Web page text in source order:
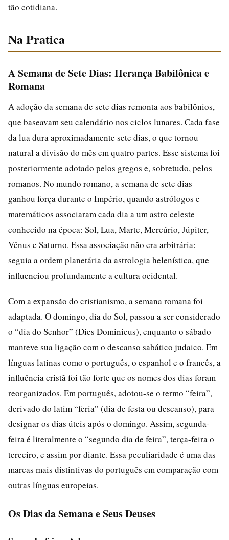
tão cotidiana.
Na Pratica
A Semana de Sete Dias: Herança Babilônica e
Romana
A adoção da semana de sete dias remonta aos babilônios,
que baseavam seu calendário nos ciclos lunares. Cada fase
da lua dura aproximadamente sete dias, o que tornou
natural a divisão do mês em quatro partes. Esse sistema foi
posteriormente adotado pelos gregos e, sobretudo, pelos
romanos. No mundo romano, a semana de sete dias
ganhou força durante o Império, quando astrólogos e
matemáticos associaram cada dia a um astro celeste
conhecido na época: Sol, Lua, Marte, Mercúrio, Júpiter,
Vênus e Saturno. Essa associação não era arbitrária:
seguia a ordem planetária da astrologia helenística, que
influenciou profundamente a cultura ocidental.
Com a expansão do cristianismo, a semana romana foi
adaptada. O domingo, dia do Sol, passou a ser considerado
o “dia do Senhor” (Dies Dominicus), enquanto o sábado
manteve sua ligação com o descanso sabático judaico. Em
línguas latinas como o português, o espanhol e o francês, a
influência cristã foi tão forte que os nomes dos dias foram
reorganizados. Em português, adotou-se o termo “feira”,
derivado do latim “feria” (dia de festa ou descanso), para
designar os dias úteis após o domingo. Assim, segunda-
feira é literalmente o “segundo dia de feira”, terça-feira o
terceiro, e assim por diante. Essa peculiaridade é uma das
marcas mais distintivas do português em comparação com
outras línguas europeias.
Os Dias da Semana e Seus Deuses